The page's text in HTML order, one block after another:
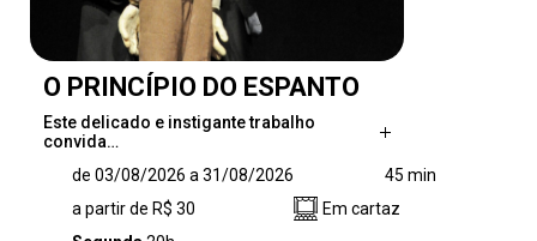
O PRINCÍPIO DO ESPANTO
Este delicado e instigante trabalho
convida…
público a mergulhar em uma experiência
poética na qual o silêncio fala mais alto do que
de 03/08/2026 a 31/08/2026
45 min
a partir de R$ 30
Em cartaz